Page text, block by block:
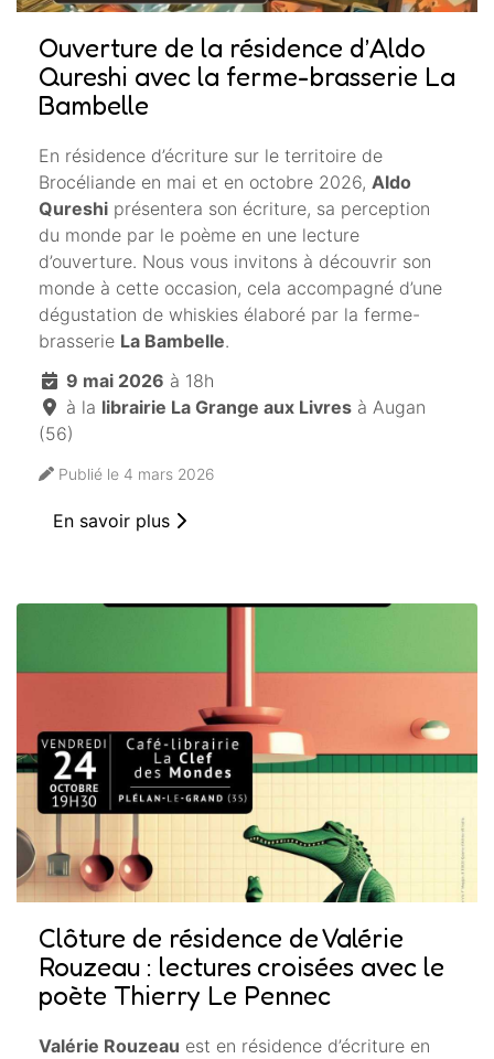
Ouverture de la résidence d’Aldo
Qureshi avec la ferme-brasserie La
Bambelle
En résidence d’écriture sur le territoire de
Brocéliande en mai et en octobre 2026, Aldo
Qureshi présentera son écriture, sa perception
du monde par le poème en une lecture
d’ouverture. Nous vous invitons à découvrir son
monde à cette occasion, cela accompagné d’une
dégustation de whiskies élaboré par la ferme-
brasserie La Bambelle.
9 mai 2026 à 18h
à la librairie La Grange aux Livres à Augan
(56)
Publié le 4 mars 2026
En savoir plus
Clôture de résidence de Valérie
Rouzeau : lectures croisées avec le
poète Thierry Le Pennec
Valérie Rouzeau est en résidence d’écriture en